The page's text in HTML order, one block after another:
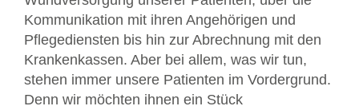
Kommunikation mit ihren Angehörigen und
Pflegediensten bis hin zur Abrechnung mit den
Krankenkassen. Aber bei allem, was wir tun,
stehen immer unsere Patienten im Vordergrund.
Denn wir möchten ihnen ein Stück